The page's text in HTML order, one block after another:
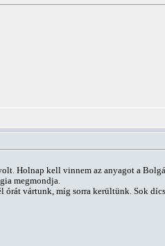
Holnap kell vinnem az anyagot a
megmondja.
vártunk, míg sorra kerültünk. Sok